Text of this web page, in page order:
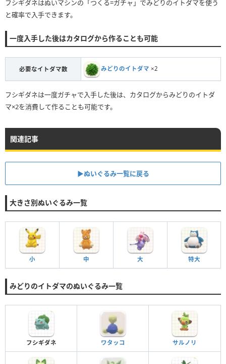
フシギダネはぬいマシンの「つくる=ガチャ」でみどりのイトダマを使う
と確率で入手できます。
一度入手した後はカタログから作ることも可能
必要なイトダマ数 みどりのイトダマ ×2
フシギダネは一度ガチャで入手した後は、カタログからみどりのイトダ
マ×2を消費して作ることも可能です。
関連記事
▶︎ぬいぐるみ一覧に戻る
大きさ別ぬいぐるみ一覧
小 中 大 特大
みどりのイトダマのぬいぐるみ一覧
フシギダネ ワタッコ サルノリ